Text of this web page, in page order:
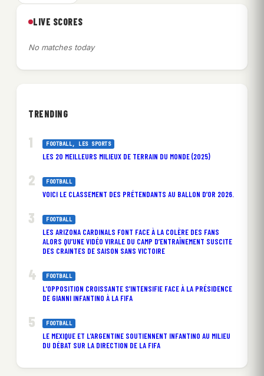
LIVE SCORES
No matches today
TRENDING
FOOTBALL, LES SPORTS
LES 20 MEILLEURS MILIEUX DE TERRAIN DU MONDE (2025)
FOOTBALL
VOICI LE CLASSEMENT DES PRÉTENDANTS AU BALLON D’OR 2026.
FOOTBALL
LES ARIZONA CARDINALS FONT FACE À LA COLÈRE DES FANS
ALORS QU’UNE VIDÉO VIRALE DU CAMP D’ENTRAÎNEMENT SUSCITE
DES CRAINTES DE SAISON SANS VICTOIRE
FOOTBALL
L’OPPOSITION CROISSANTE S’INTENSIFIE FACE À LA PRÉSIDENCE
DE GIANNI INFANTINO À LA FIFA
FOOTBALL
LE MEXIQUE ET L’ARGENTINE SOUTIENNENT INFANTINO AU MILIEU
DU DÉBAT SUR LA DIRECTION DE LA FIFA